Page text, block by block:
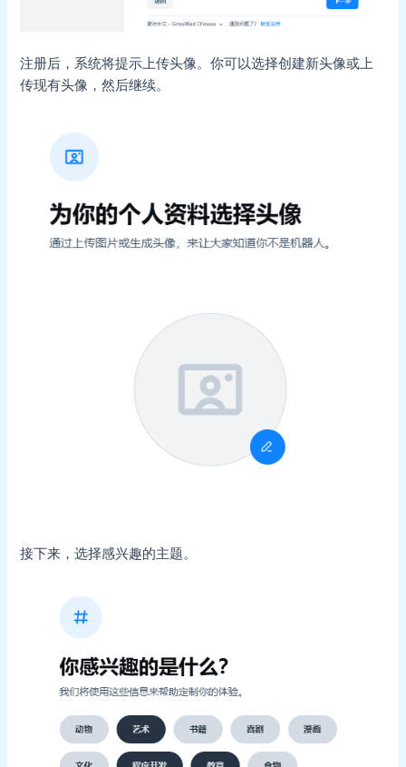
注册后，系统将提示上传头像。你可以选择创建新头像或上
传现有头像，然后继续。
接下来，选择感兴趣的主题。